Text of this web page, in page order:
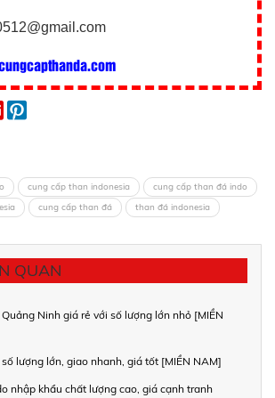
cung cấp than indonesia
cung cấp than đá indo
cung cấp than đá than đá indonesia
QUAN
Ninh giá rẻ với số lượng lớn nhỏ [MIỀN
lượng lớn, giao nhanh, giá tốt [MIỀN NAM]
nhập khẩu chất lượng cao, giá cạnh tranh